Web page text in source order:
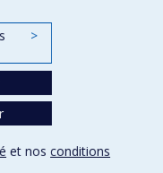
>
et nos conditions